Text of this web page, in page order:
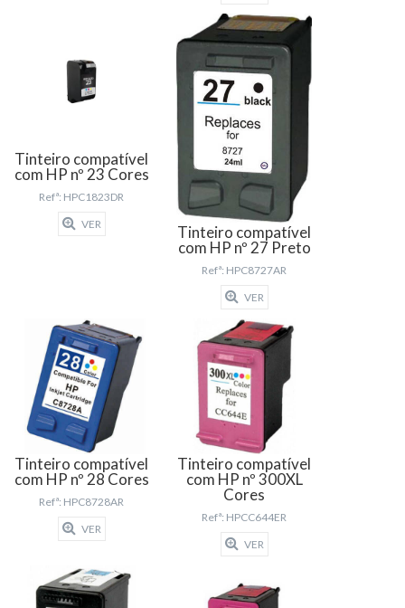
Tinteiro compatível
com HP nº 23 Cores
Refª: HPC1823DR
VER
Tinteiro compatível
com HP nº 27 Preto
Refª: HPC8727AR
VER
Tinteiro compatível
com HP nº 28 Cores
Refª: HPC8728AR
VER
Tinteiro compatível
com HP nº 300XL
Cores
Refª: HPCC644ER
VER